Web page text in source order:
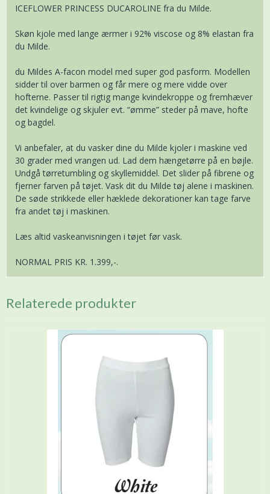
ICEFLOWER PRINCESS DUCAROLINE fra du Milde.
Skøn kjole med lange ærmer i 92% viscose og 8% elastan fra
du Milde.
du Mildes A-facon model med super god pasform. Modellen
sidder til over barmen og får mere og mere vidde over
hofterne. Passer til rigtig mange kvindekroppe og fremhæver
det kvindelige og skjuler evt. “ømme” steder på mave, hofte
og bagdel.
Vi anbefaler, at du vasker dine du Milde kjoler i maskine ved
30 grader med vrangen ud. Lad dem hængetørre på en bøjle.
Undgå tørretumbling og skyllemiddel. Det slider på fibrene og
fjerner farven på tøjet. Vask dit du Milde tøj alene i maskinen.
De søde strikkede eller hæklede dekorationer kan tage farve
fra andet tøj i maskinen.
Læs altid vaskeanvisningen i tøjet før vask.
NORMAL PRIS KR. 1.399,-.
Relaterede produkter